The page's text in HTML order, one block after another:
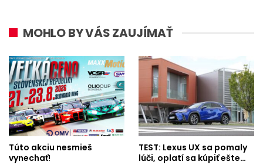
MOHLO BY VÁS ZAUJÍMAŤ
Túto akciu nesmieš
vynechať!
TEST: Lexus UX sa pomaly
lúči, oplatí sa kúpiť ešte…